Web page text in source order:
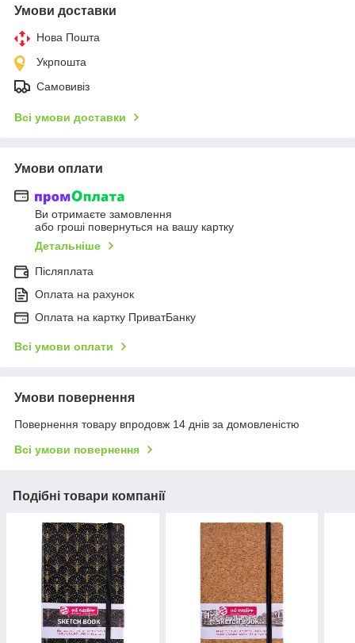
Умови доставки
Нова Пошта
Укрпошта
Самовивіз
Всі умови доставки
Умови оплати
Ви отримаєте замовлення
або гроші повернуться на вашу картку
Детальніше
Післяплата
Оплата на рахунок
Оплата на картку ПриватБанку
Всі умови оплати
Умови повернення
Повернення товару впродовж 14 днів за домовленістю
Всі умови повернення
Подібні товари компанії